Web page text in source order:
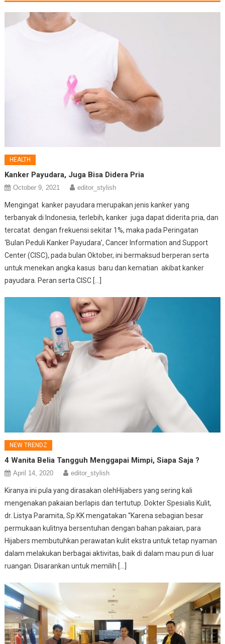
HEALTH
Kanker Payudara, Juga Bisa Didera Pria
October 9, 2021 editor_stylish
Mengingat kanker payudara merupakan jenis kanker yang
terbanyak di Indonesia, terlebih, kanker juga dapat diderita pria, dan
tercatat dengan frekuensi sekitar 1%, maka pada Peringatan
‘Bulan Peduli Kanker Payudara’, Cancer Information and Support
Center (CISC), pada bulan Oktober, ini bermaksud berperan serta
untuk menekan angka kasus baru dan kematian akibat kanker
payudara. Peran serta CISC […]
NEW TRENDZ
4 Wanita Belia Tangguh Menggapai Mimpi, Siapa Saja ?
April 14, 2020 editor_stylish
Kiranya ini pula yang dirasakan olehHijabers yang sering kali
mengenakan pakaian berlapis dan tertutup. Dokter Spesialis Kulit,
dr. Listya Paramita, Sp.KK mengatakan “Karena sebagian besar
permukaan kulitnya bersentuhan dengan bahan pakaian, para
Hijabers membutuhkan perawatan kulit ekstra untuk tetap nyaman
dalam melakukan berbagai aktivitas, baik di dalam mau pun di luar
ruangan. Disarankan untuk memilih […]